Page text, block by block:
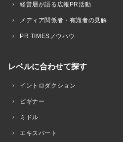
経営層が語る広報PR活動
メディア関係者・有識者の見解
PR TIMESノウハウ
レベルに合わせて探す
イントロダクション
ビギナー
ミドル
エキスパート